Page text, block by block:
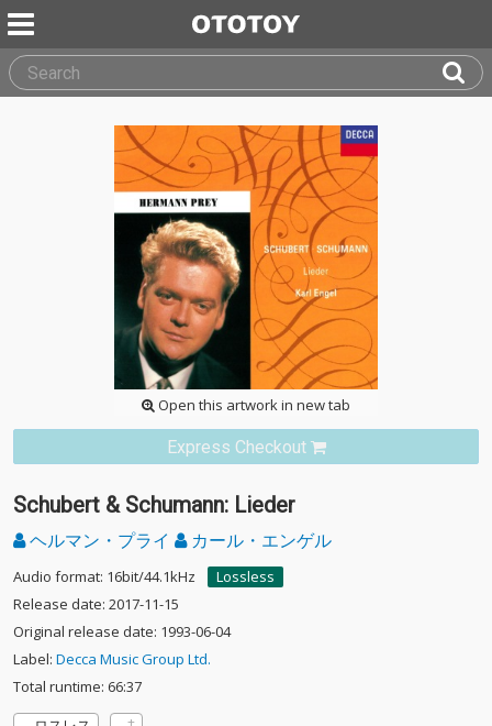
Open this artwork in new tab
Express Checkout
Schubert & Schumann: Lieder
ヘルマン・プライ カール・エンゲル
Audio format: 16bit/44.1kHz
Lossless
Release date: 2017-11-15
Original release date: 1993-06-04
Label: Decca Music Group Ltd.
Total runtime: 66:37